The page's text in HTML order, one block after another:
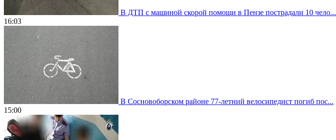
В ДТП с машиной скорой помощи в Пензе пострадали 10 чело...
16:03
В Сосновоборском районе 77-летний велосипедист погиб пос...
15:00